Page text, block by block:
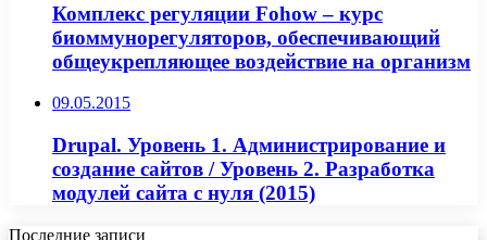
Комплекс регуляции Fohow – курс
биоммунорегуляторов, обеспечивающий
общеукрепляющее воздействие на организм
09.05.2015
Drupal. Уровень 1. Администрирование и
создание сайтов / Уровень 2. Разработка
модулей сайта с нуля (2015)
Последние записи